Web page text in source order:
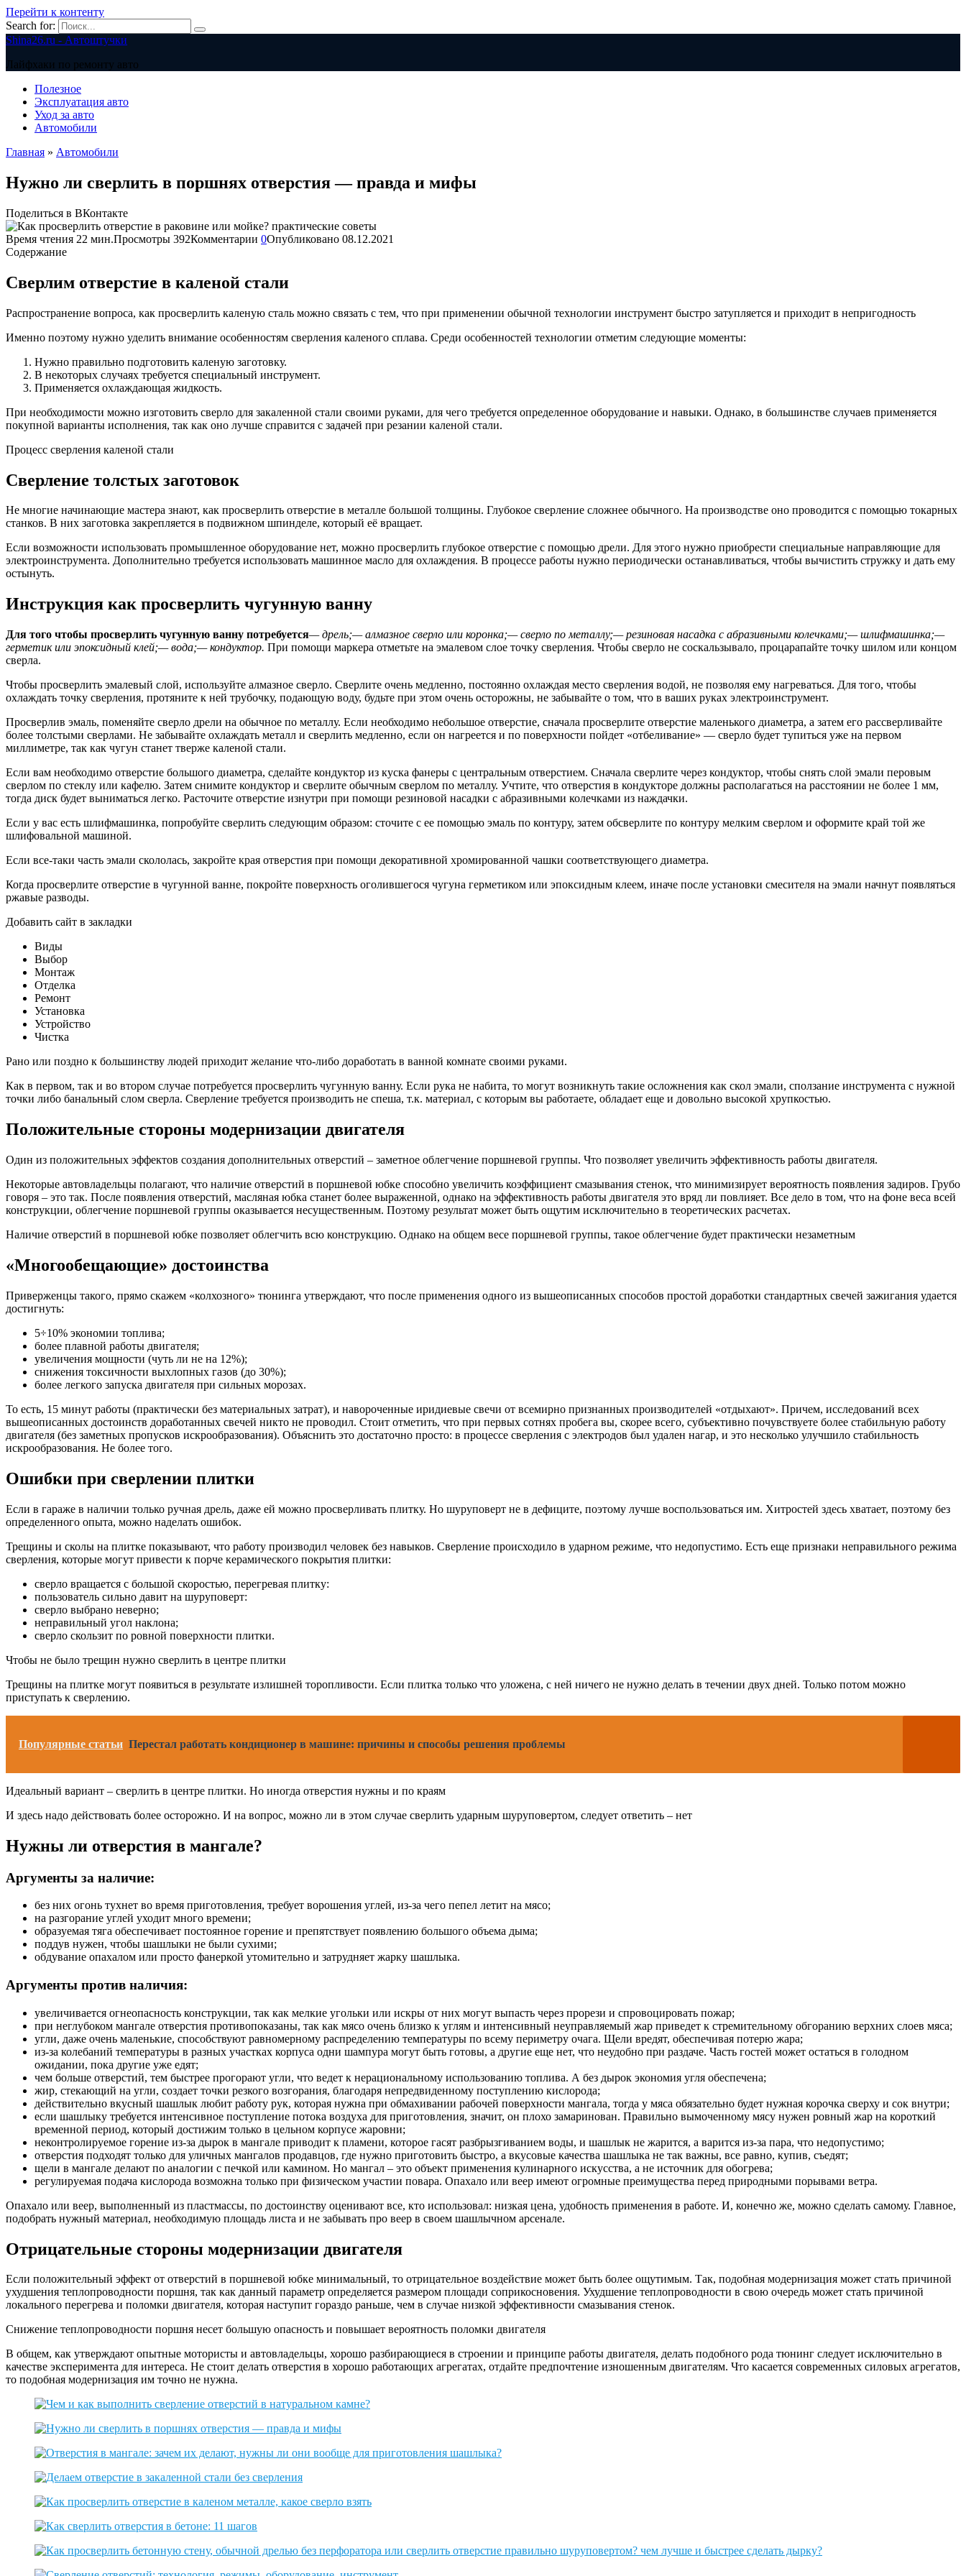
Перейти к контенту
Search for:
Shina26.ru - Автоштучки
Лайфхаки по ремонту авто
Полезное
Эксплуатация авто
Уход за авто
Автомобили
Главная » Автомобили
Нужно ли сверлить в поршнях отверстия — правда и мифы
Поделиться в ВКонтакте
Время чтения 22 мин.Просмотры 392Комментарии 0Опубликовано 08.12.2021
Содержание
Сверлим отверстие в каленой стали
Распространение вопроса, как просверлить каленую сталь можно связать с тем, что при применении обычной технологии инструмент быстро затупляется и приходит в непригодность
Именно поэтому нужно уделить внимание особенностям сверления каленого сплава. Среди особенностей технологии отметим следующие моменты:
Нужно правильно подготовить каленую заготовку.
В некоторых случаях требуется специальный инструмент.
Применяется охлаждающая жидкость.
При необходимости можно изготовить сверло для закаленной стали своими руками, для чего требуется определенное оборудование и навыки. Однако, в большинстве случаев применяется
покупной варианты исполнения, так как оно лучше справится с задачей при резании каленой стали.
Процесс сверления каленой стали
Сверление толстых заготовок
Не многие начинающие мастера знают, как просверлить отверстие в металле большой толщины. Глубокое сверление сложнее обычного. На производстве оно проводится с помощью токарных
станков. В них заготовка закрепляется в подвижном шпинделе, который её вращает.
Если возможности использовать промышленное оборудование нет, можно просверлить глубокое отверстие с помощью дрели. Для этого нужно приобрести специальные направляющие для
электроинструмента. Дополнительно требуется использовать машинное масло для охлаждения. В процессе работы нужно периодически останавливаться, чтобы вычистить стружку и дать ему
остынуть.
Инструкция как просверлить чугунную ванну
Для того чтобы просверлить чугунную ванну потребуется— дрель;— алмазное сверло или коронка;— сверло по металлу;— резиновая насадка с абразивными колечками;— шлифмашинка;—
герметик или эпоксидный клей;— вода;— кондуктор. При помощи маркера отметьте на эмалевом слое точку сверления. Чтобы сверло не соскальзывало, процарапайте точку шилом или концом
сверла.
Чтобы просверлить эмалевый слой, используйте алмазное сверло. Сверлите очень медленно, постоянно охлаждая место сверления водой, не позволяя ему нагреваться. Для того, чтобы
охлаждать точку сверления, протяните к ней трубочку, подающую воду, будьте при этом очень осторожны, не забывайте о том, что в ваших руках электроинструмент.
Просверлив эмаль, поменяйте сверло дрели на обычное по металлу. Если необходимо небольшое отверстие, сначала просверлите отверстие маленького диаметра, а затем его рассверливайте
более толстыми сверлами. Не забывайте охлаждать металл и сверлить медленно, если он нагреется и по поверхности пойдет «отбеливание» — сверло будет тупиться уже на первом
миллиметре, так как чугун станет тверже каленой стали.
Если вам необходимо отверстие большого диаметра, сделайте кондуктор из куска фанеры с центральным отверстием. Сначала сверлите через кондуктор, чтобы снять слой эмали перовым
сверлом по стеклу или кафелю. Затем снимите кондуктор и сверлите обычным сверлом по металлу. Учтите, что отверстия в кондукторе должны располагаться на расстоянии не более 1 мм,
тогда диск будет выниматься легко. Расточите отверстие изнутри при помощи резиновой насадки с абразивными колечками из наждачки.
Если у вас есть шлифмашинка, попробуйте сверлить следующим образом: сточите с ее помощью эмаль по контуру, затем обсверлите по контуру мелким сверлом и оформите край той же
шлифовальной машиной.
Если все-таки часть эмали скололась, закройте края отверстия при помощи декоративной хромированной чашки соответствующего диаметра.
Когда просверлите отверстие в чугунной ванне, покройте поверхность оголившегося чугуна герметиком или эпоксидным клеем, иначе после установки смесителя на эмали начнут появляться
ржавые разводы.
Добавить сайт в закладки
Виды
Выбор
Монтаж
Отделка
Ремонт
Установка
Устройство
Чистка
Рано или поздно к большинству людей приходит желание что-либо доработать в ванной комнате своими руками.
Как в первом, так и во втором случае потребуется просверлить чугунную ванну. Если рука не набита, то могут возникнуть такие осложнения как скол эмали, сползание инструмента с нужной
точки либо банальный слом сверла. Сверление требуется производить не спеша, т.к. материал, с которым вы работаете, обладает еще и довольно высокой хрупкостью.
Положительные стороны модернизации двигателя
Один из положительных эффектов создания дополнительных отверстий – заметное облегчение поршневой группы. Что позволяет увеличить эффективность работы двигателя.
Некоторые автовладельцы полагают, что наличие отверстий в поршневой юбке способно увеличить коэффициент смазывания стенок, что минимизирует вероятность появления задиров. Грубо
говоря – это так. После появления отверстий, масляная юбка станет более выраженной, однако на эффективность работы двигателя это вряд ли повлияет. Все дело в том, что на фоне веса всей
конструкции, облегчение поршневой группы оказывается несущественным. Поэтому результат может быть ощутим исключительно в теоретических расчетах.
Наличие отверстий в поршневой юбке позволяет облегчить всю конструкцию. Однако на общем весе поршневой группы, такое облегчение будет практически незаметным
«Многообещающие» достоинства
Приверженцы такого, прямо скажем «колхозного» тюнинга утверждают, что после применения одного из вышеописанных способов простой доработки стандартных свечей зажигания удается
достигнуть:
5÷10% экономии топлива;
более плавной работы двигателя;
увеличения мощности (чуть ли не на 12%);
снижения токсичности выхлопных газов (до 30%);
более легкого запуска двигателя при сильных морозах.
То есть, 15 минут работы (практически без материальных затрат), и навороченные иридиевые свечи от всемирно признанных производителей «отдыхают». Причем, исследований всех
вышеописанных достоинств доработанных свечей никто не проводил. Стоит отметить, что при первых сотнях пробега вы, скорее всего, субъективно почувствуете более стабильную работу
двигателя (без заметных пропусков искрообразования). Объяснить это достаточно просто: в процессе сверления с электродов был удален нагар, и это несколько улучшило стабильность
искрообразования. Не более того.
Ошибки при сверлении плитки
Если в гараже в наличии только ручная дрель, даже ей можно просверливать плитку. Но шуруповерт не в дефиците, поэтому лучше воспользоваться им. Хитростей здесь хватает, поэтому без
определенного опыта, можно наделать ошибок.
Трещины и сколы на плитке показывают, что работу производил человек без навыков. Сверление происходило в ударном режиме, что недопустимо. Есть еще признаки неправильного режима
сверления, которые могут привести к порче керамического покрытия плитки:
сверло вращается с большой скоростью, перегревая плитку:
пользователь сильно давит на шуруповерт:
сверло выбрано неверно;
неправильный угол наклона;
сверло скользит по ровной поверхности плитки.
Чтобы не было трещин нужно сверлить в центре плитки
Трещины на плитке могут появиться в результате излишней торопливости. Если плитка только что уложена, с ней ничего не нужно делать в течении двух дней. Только потом можно
приступать к сверлению.
Популярные статьи Перестал работать кондиционер в машине: причины и способы решения проблемы
Идеальный вариант – сверлить в центре плитки. Но иногда отверстия нужны и по краям
И здесь надо действовать более осторожно. И на вопрос, можно ли в этом случае сверлить ударным шуруповертом, следует ответить – нет
Нужны ли отверстия в мангале?
Аргументы за наличие:
без них огонь тухнет во время приготовления, требует ворошения углей, из-за чего пепел летит на мясо;
на разгорание углей уходит много времени;
образуемая тяга обеспечивает постоянное горение и препятствует появлению большого объема дыма;
поддув нужен, чтобы шашлыки не были сухими;
обдувание опахалом или просто фанеркой утомительно и затрудняет жарку шашлыка.
Аргументы против наличия:
увеличивается огнеопасность конструкции, так как мелкие угольки или искры от них могут выпасть через прорези и спровоцировать пожар;
при неглубоком мангале отверстия противопоказаны, так как мясо очень близко к углям и интенсивный неуправляемый жар приведет к стремительному обгоранию верхних слоев мяса;
угли, даже очень маленькие, способствуют равномерному распределению температуры по всему периметру очага. Щели вредят, обеспечивая потерю жара;
из-за колебаний температуры в разных участках корпуса одни шампура могут быть готовы, а другие еще нет, что неудобно при раздаче. Часть гостей может остаться в голодном
ожидании, пока другие уже едят;
чем больше отверстий, тем быстрее прогорают угли, что ведет к нерациональному использованию топлива. А без дырок экономия угля обеспечена;
жир, стекающий на угли, создает точки резкого возгорания, благодаря непредвиденному поступлению кислорода;
действительно вкусный шашлык любит работу рук, которая нужна при обмахивании рабочей поверхности мангала, тогда у мяса обязательно будет нужная корочка сверху и сок внутри;
если шашлыку требуется интенсивное поступление потока воздуха для приготовления, значит, он плохо замаринован. Правильно вымоченному мясу нужен ровный жар на короткий
временной период, который достижим только в цельном корпусе жаровни;
неконтролируемое горение из-за дырок в мангале приводит к пламени, которое гасят разбрызгиванием воды, и шашлык не жарится, а варится из-за пара, что недопустимо;
отверстия подходят только для уличных мангалов продавцов, где нужно приготовить быстро, а вкусовые качества шашлыка не так важны, все равно, купив, съедят;
щели в мангале делают по аналогии с печкой или камином. Но мангал – это объект применения кулинарного искусства, а не источник для обогрева;
регулируемая подача кислорода возможна только при физическом участии повара. Опахало или веер имеют огромные преимущества перед природными порывами ветра.
Опахало или веер, выполненный из пластмассы, по достоинству оценивают все, кто использовал: низкая цена, удобность применения в работе. И, конечно же, можно сделать самому. Главное,
подобрать нужный материал, необходимую площадь листа и не забывать про веер в своем шашлычном арсенале.
Отрицательные стороны модернизации двигателя
Если положительный эффект от отверстий в поршневой юбке минимальный, то отрицательное воздействие может быть более ощутимым. Так, подобная модернизация может стать причиной
ухудшения теплопроводности поршня, так как данный параметр определяется размером площади соприкосновения. Ухудшение теплопроводности в свою очередь может стать причиной
локального перегрева и поломки двигателя, которая наступит гораздо раньше, чем в случае низкой эффективности смазывания стенок.
Снижение теплопроводности поршня несет большую опасность и повышает вероятность поломки двигателя
В общем, как утверждают опытные мотористы и автовладельцы, хорошо разбирающиеся в строении и принципе работы двигателя, делать подобного рода тюнинг следует исключительно в
качестве эксперимента для интереса. Не стоит делать отверстия в хорошо работающих агрегатах, отдайте предпочтение изношенным двигателям. Что касается современных силовых агрегатов,
то подобная модернизация им точно не нужна.